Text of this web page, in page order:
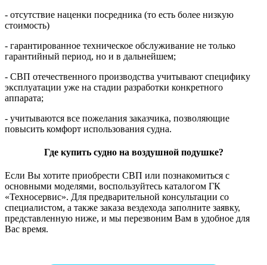
- отсутствие наценки посредника (то есть более низкую
стоимость)
- гарантированное техническое обслуживание не только
гарантийный период, но и в дальнейшем;
- СВП отечественного производства учитывают специфику
эксплуатации уже на стадии разработки конкретного
аппарата;
- учитываются все пожелания заказчика, позволяющие
повысить комфорт использования судна.
Где купить судно на воздушной подушке?
Если Вы хотите приобрести СВП или познакомиться с
основными моделями, воспользуйтесь каталогом ГК
«Техносервис». Для предварительной консультации со
специалистом, а также заказа вездехода заполните заявку,
представленную ниже, и мы перезвоним Вам в удобное для
Вас время.